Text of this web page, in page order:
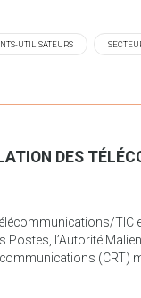
UTILISATEURS
DES
l’Autorité